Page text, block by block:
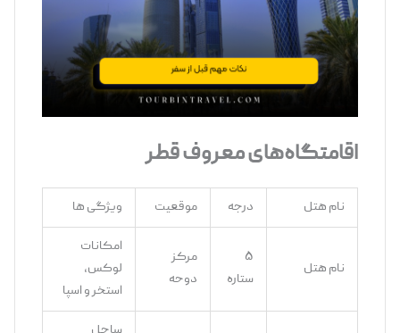
اقامتگاه‌های معروف قطر
نام هتل موقعیت ویژگی ‌ها
نام هتل
دوحه
امکانات
لوکس،
استخر و اسپا